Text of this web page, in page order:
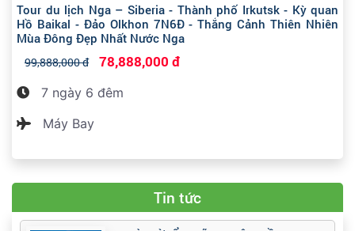
Tour du lịch Nga – Siberia - Thành phố Irkutsk - Kỳ quan
Hồ Baikal - Đảo Olkhon 7N6Đ - Thắng Cảnh Thiên Nhiên
Mùa Đông Đẹp Nhất Nước Nga
99,888,000 đ 78,888,000 đ
7 ngày 6 đêm
Máy Bay
Tin tức